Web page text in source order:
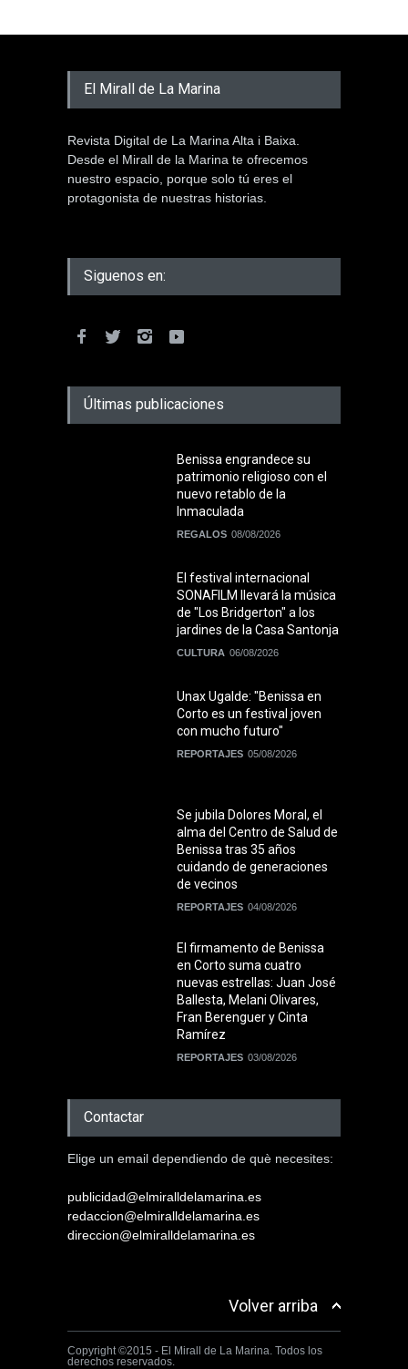
El Mirall de La Marina
Revista Digital de La Marina Alta i Baixa.
Desde el Mirall de la Marina te ofrecemos
nuestro espacio, porque solo tú eres el
protagonista de nuestras historias.
Siguenos en:
Últimas publicaciones
Benissa engrandece su
patrimonio religioso con el
nuevo retablo de la
Inmaculada
REGALOS 08/08/2026
El festival internacional
SONAFILM llevará la música
de "Los Bridgerton" a los
jardines de la Casa Santonja
CULTURA 06/08/2026
Unax Ugalde: "Benissa en
Corto es un festival joven
con mucho futuro"
REPORTAJES 05/08/2026
Se jubila Dolores Moral, el
alma del Centro de Salud de
Benissa tras 35 años
cuidando de generaciones
de vecinos
REPORTAJES 04/08/2026
El firmamento de Benissa
en Corto suma cuatro
nuevas estrellas: Juan José
Ballesta, Melani Olivares,
Fran Berenguer y Cinta
Ramírez
REPORTAJES 03/08/2026
Contactar
Elige un email dependiendo de què necesites:
publicidad@elmiralldelamarina.es
redaccion@elmiralldelamarina.es
direccion@elmiralldelamarina.es
Volver arriba
Copyright ©2015 - El Mirall de La Marina. Todos los
derechos reservados.